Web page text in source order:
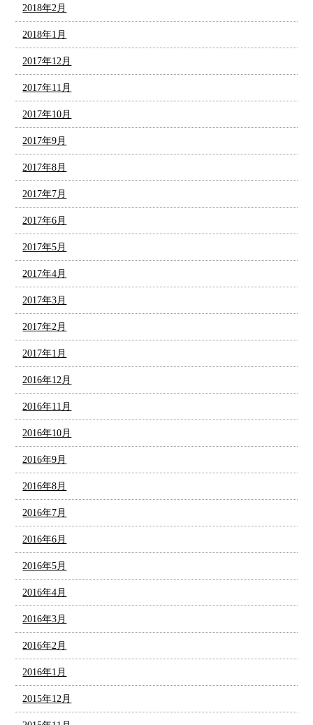
2018年2月
2018年1月
2017年12月
2017年11月
2017年10月
2017年9月
2017年8月
2017年7月
2017年6月
2017年5月
2017年4月
2017年3月
2017年2月
2017年1月
2016年12月
2016年11月
2016年10月
2016年9月
2016年8月
2016年7月
2016年6月
2016年5月
2016年4月
2016年3月
2016年2月
2016年1月
2015年12月